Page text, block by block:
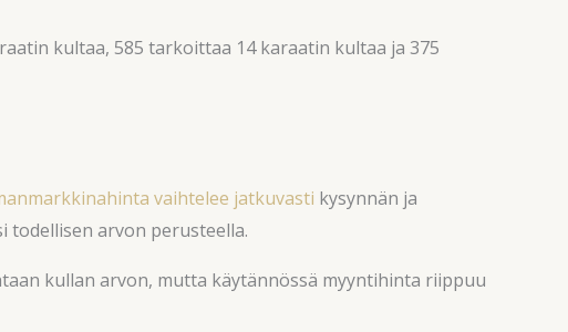
kultaa, 585 tarkoittaa 14 karaatin kultaa ja 375
vaihtelee jatkuvasti kysynnän ja
todellisen arvon perusteella.
kullan arvon, mutta käytännössä myyntihinta riippuu